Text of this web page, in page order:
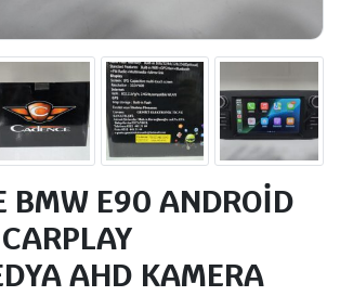
BMW E90 ANDROİD
AHD KAMERA